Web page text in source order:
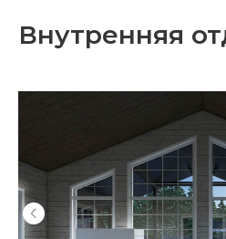
Внутренняя